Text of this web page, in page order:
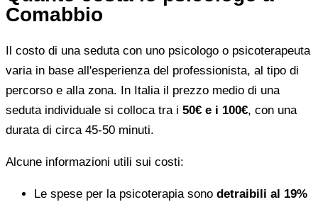
Comabbio
Il costo di una seduta con uno psicologo o psicoterapeuta
varia in base all'esperienza del professionista, al tipo di
percorso e alla zona. In Italia il prezzo medio di una
seduta individuale si colloca tra i 50€ e i 100€, con una
durata di circa 45-50 minuti.
Alcune informazioni utili sui costi:
Le spese per la psicoterapia sono detraibili al 19%